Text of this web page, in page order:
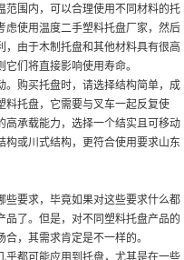
范围内，可以合理使用不同材料的托
虑使用温度二手塑料托盘厂家 ，然后
，由于木制托盘和其他材料具有很高
们将直接影响使用寿命。
。购买托盘时，请选择结构简单，成
料托盘，它需要与叉车一起反复使
高承载能力，选择一个结实且可移动
构或川式结构，更符合使用要求山东
些要求，毕竟如果对这些要求什么都
了。但是，对不同塑料托盘产品的
，其需求肯定是不一样的。
乎都可能应用到托盘，尤其是在一些